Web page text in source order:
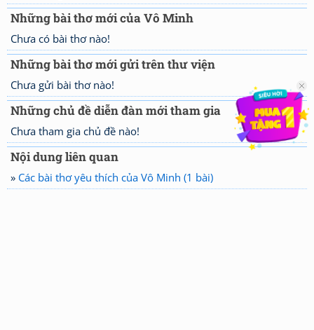
Những bài thơ mới của Vô Minh
Chưa có bài thơ nào!
Những bài thơ mới gửi trên thư viện
Chưa gửi bài thơ nào!
Những chủ đề diễn đàn mới tham gia
Chưa tham gia chủ đề nào!
Nội dung liên quan
» Các bài thơ yêu thích của Vô Minh (1 bài)